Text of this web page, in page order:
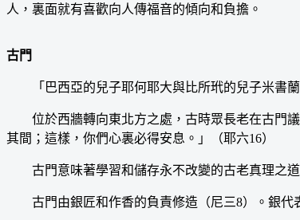
人，裏面就有喜歡向人傳福音的傾向和負擔。
古門
「巴西亞的兒子耶何耶大與比所玳的兒子米書
位於西牆轉向東北方之處，古時眾長老在古門議
其間；這樣，你們心裏必得安息。」（耶六16）
古門意味著學習和儲存永不改變的古老真理之道
古門由銀匠和作香的負責修造（尼三8）。銀代